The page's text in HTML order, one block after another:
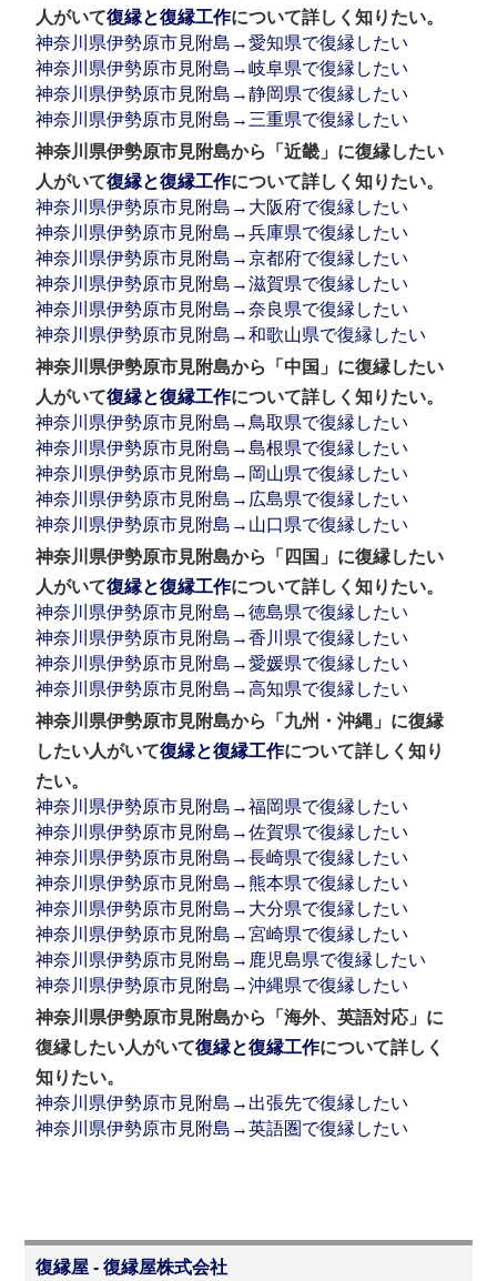
人がいて復縁と復縁工作について詳しく知りたい。
神奈川県伊勢原市見附島→愛知県で復縁したい
神奈川県伊勢原市見附島→岐阜県で復縁したい
神奈川県伊勢原市見附島→静岡県で復縁したい
神奈川県伊勢原市見附島→三重県で復縁したい
神奈川県伊勢原市見附島から「近畿」に復縁したい
人がいて復縁と復縁工作について詳しく知りたい。
神奈川県伊勢原市見附島→大阪府で復縁したい
神奈川県伊勢原市見附島→兵庫県で復縁したい
神奈川県伊勢原市見附島→京都府で復縁したい
神奈川県伊勢原市見附島→滋賀県で復縁したい
神奈川県伊勢原市見附島→奈良県で復縁したい
神奈川県伊勢原市見附島→和歌山県で復縁したい
神奈川県伊勢原市見附島から「中国」に復縁したい
人がいて復縁と復縁工作について詳しく知りたい。
神奈川県伊勢原市見附島→鳥取県で復縁したい
神奈川県伊勢原市見附島→島根県で復縁したい
神奈川県伊勢原市見附島→岡山県で復縁したい
神奈川県伊勢原市見附島→広島県で復縁したい
神奈川県伊勢原市見附島→山口県で復縁したい
神奈川県伊勢原市見附島から「四国」に復縁したい
人がいて復縁と復縁工作について詳しく知りたい。
神奈川県伊勢原市見附島→徳島県で復縁したい
神奈川県伊勢原市見附島→香川県で復縁したい
神奈川県伊勢原市見附島→愛媛県で復縁したい
神奈川県伊勢原市見附島→高知県で復縁したい
神奈川県伊勢原市見附島から「九州・沖縄」に復縁
したい人がいて復縁と復縁工作について詳しく知り
たい。
神奈川県伊勢原市見附島→福岡県で復縁したい
神奈川県伊勢原市見附島→佐賀県で復縁したい
神奈川県伊勢原市見附島→長崎県で復縁したい
神奈川県伊勢原市見附島→熊本県で復縁したい
神奈川県伊勢原市見附島→大分県で復縁したい
神奈川県伊勢原市見附島→宮崎県で復縁したい
神奈川県伊勢原市見附島→鹿児島県で復縁したい
神奈川県伊勢原市見附島→沖縄県で復縁したい
神奈川県伊勢原市見附島から「海外、英語対応」に
復縁したい人がいて復縁と復縁工作について詳しく
知りたい。
神奈川県伊勢原市見附島→出張先で復縁したい
神奈川県伊勢原市見附島→英語圏で復縁したい
復縁屋 - 復縁屋株式会社